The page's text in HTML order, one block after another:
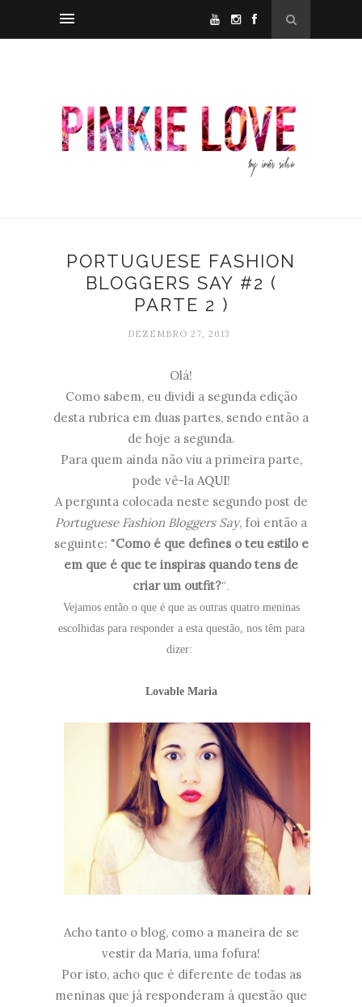
PORTUGUESE FASHION
BLOGGERS SAY #2 (
PARTE 2 )
DEZEMBRO 27, 2013
Olá!
Como sabem, eu dividi a segunda edição
desta rubrica em duas partes, sendo então a
de hoje a segunda.
Para quem ainda não viu a primeira parte,
pode vê-la AQUI!
A pergunta colocada neste segundo post de
Portuguese Fashion Bloggers Say, foi então a
seguinte: "Como é que defines o teu estilo e
em que é que te inspiras quando tens de
criar um outfit?".
Vejamos então o que é que as outras quatro meninas
escolhidas para responder a esta questão, nos têm para
dizer:
Lovable Maria
Acho tanto o blog, como a maneira de se
vestir da Maria, uma fofura!
Por isto, acho que é diferente de todas as
meninas que já responderam à questão que